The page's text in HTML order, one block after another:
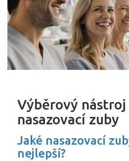
Výběrový nástroj
nasazovací zuby
Jaké nasazovací
nejlepší?